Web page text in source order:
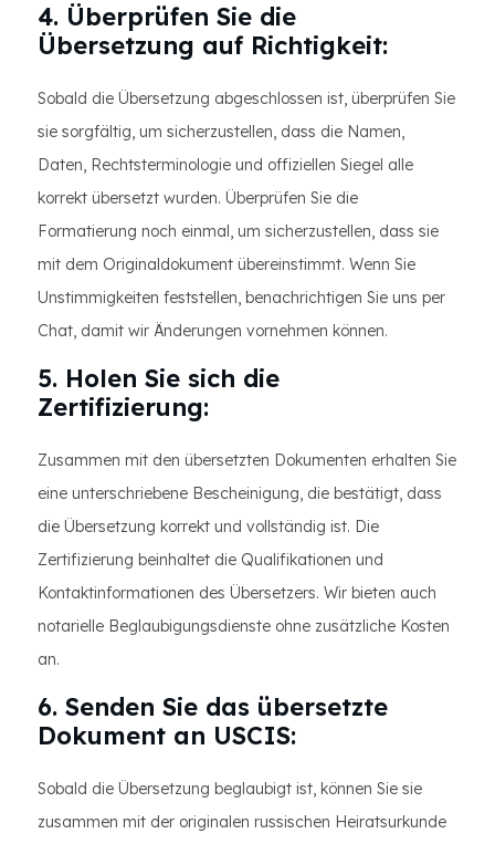
4. Überprüfen Sie die
Übersetzung auf Richtigkeit:
Sobald die Übersetzung abgeschlossen ist, überprüfen Sie
sie sorgfältig, um sicherzustellen, dass die Namen,
Daten, Rechtsterminologie und offiziellen Siegel alle
korrekt übersetzt wurden. Überprüfen Sie die
Formatierung noch einmal, um sicherzustellen, dass sie
mit dem Originaldokument übereinstimmt. Wenn Sie
Unstimmigkeiten feststellen, benachrichtigen Sie uns per
Chat, damit wir Änderungen vornehmen können.
5. Holen Sie sich die
Zertifizierung:
Zusammen mit den übersetzten Dokumenten erhalten Sie
eine unterschriebene Bescheinigung, die bestätigt, dass
die Übersetzung korrekt und vollständig ist. Die
Zertifizierung beinhaltet die Qualifikationen und
Kontaktinformationen des Übersetzers. Wir bieten auch
notarielle Beglaubigungsdienste ohne zusätzliche Kosten
an.
6. Senden Sie das übersetzte
Dokument an USCIS:
Sobald die Übersetzung beglaubigt ist, können Sie sie
zusammen mit der originalen russischen Heiratsurkunde